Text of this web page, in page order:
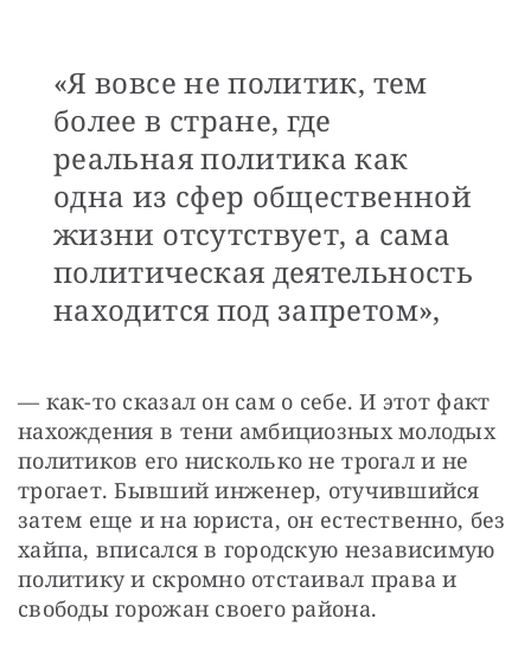
«Я вовсе не политик, тем
более в стране, где
реальная политика как
одна из сфер общественной
жизни отсутствует, а сама
политическая деятельность
находится под запретом»,
— как-то сказал он сам о себе. И этот факт
нахождения в тени амбициозных молодых
политиков его нисколько не трогал и не
трогает. Бывший инженер, отучившийся
затем еще и на юриста, он естественно, без
хайпа, вписался в городскую независимую
политику и скромно отстаивал права и
свободы горожан своего района.